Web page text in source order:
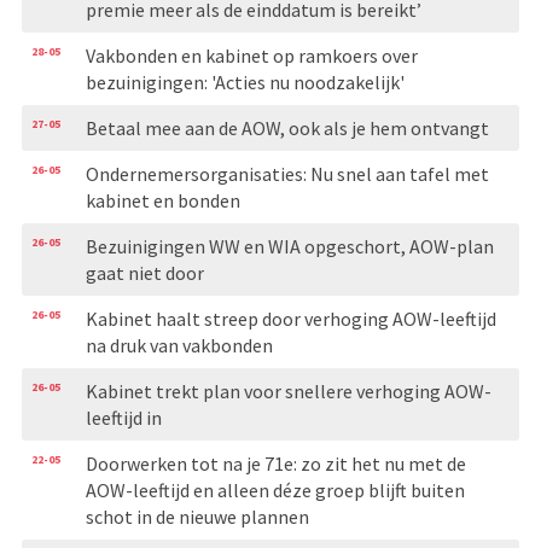
premie meer als de einddatum is bereikt’
28-05
Vakbonden en kabinet op ramkoers over
bezuinigingen: 'Acties nu noodzakelijk'
27-05 Betaal mee aan de AOW, ook als je hem ontvangt
26-05
Ondernemersorganisaties: Nu snel aan tafel met
kabinet en bonden
26-05
Bezuinigingen WW en WIA opgeschort, AOW-plan
gaat niet door
26-05
Kabinet haalt streep door verhoging AOW-leeftijd
na druk van vakbonden
26-05
Kabinet trekt plan voor snellere verhoging AOW-
leeftijd in
22-05
Doorwerken tot na je 71e: zo zit het nu met de
AOW-leeftijd en alleen déze groep blijft buiten
schot in de nieuwe plannen